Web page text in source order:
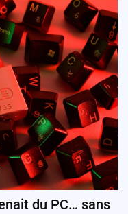
du PC… sans